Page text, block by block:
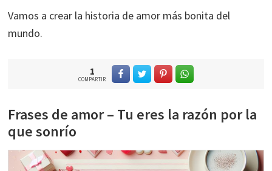
Vamos a crear la historia de amor más bonita del
mundo.
1
COMPARTIR
Frases de amor – Tu eres la razón por la
que sonrío